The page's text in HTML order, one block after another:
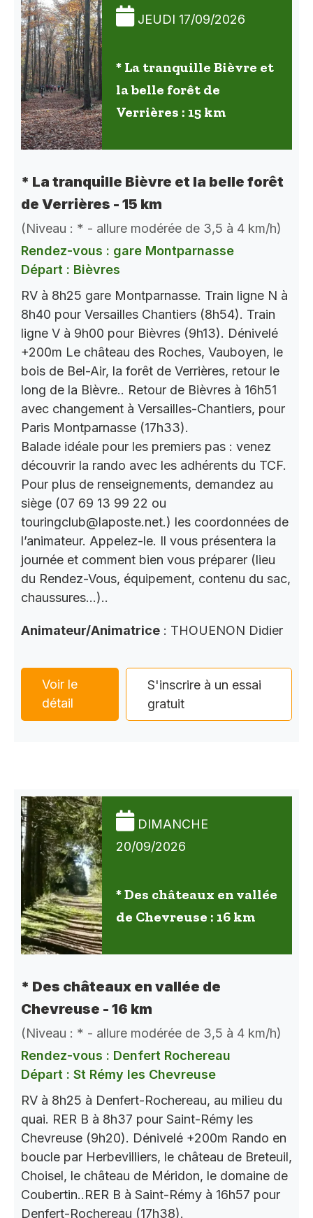
JEUDI 17/09/2026
* La tranquille Bièvre et
la belle forêt de
Verrières : 15 km
* La tranquille Bièvre et la belle forêt
de Verrières - 15 km
(Niveau : * - allure modérée de 3,5 à 4 km/h)
Rendez-vous : gare Montparnasse
Départ : Bièvres
RV à 8h25 gare Montparnasse. Train ligne N à
8h40 pour Versailles Chantiers (8h54). Train
ligne V à 9h00 pour Bièvres (9h13). Dénivelé
+200m Le château des Roches, Vauboyen, le
bois de Bel-Air, la forêt de Verrières, retour le
long de la Bièvre.. Retour de Bièvres à 16h51
avec changement à Versailles-Chantiers, pour
Paris Montparnasse (17h33).
Balade idéale pour les premiers pas : venez
découvrir la rando avec les adhérents du TCF.
Pour plus de renseignements, demandez au
siège (07 69 13 99 22 ou
touringclub@laposte.net.) les coordonnées de
l’animateur. Appelez-le. Il vous présentera la
journée et comment bien vous préparer (lieu
du Rendez-Vous, équipement, contenu du sac,
chaussures…)..
Animateur/Animatrice : THOUENON Didier
Voir le
détail
S'inscrire à un essai
gratuit
DIMANCHE
20/09/2026
* Des châteaux en vallée
de Chevreuse : 16 km
* Des châteaux en vallée de
Chevreuse - 16 km
(Niveau : * - allure modérée de 3,5 à 4 km/h)
Rendez-vous : Denfert Rochereau
Départ : St Rémy les Chevreuse
RV à 8h25 à Denfert-Rochereau, au milieu du
quai. RER B à 8h37 pour Saint-Rémy les
Chevreuse (9h20). Dénivelé +200m Rando en
boucle par Herbevilliers, le château de Breteuil,
Choisel, le château de Méridon, le domaine de
Coubertin..RER B à Saint-Rémy à 16h57 pour
Denfert-Rochereau (17h38).